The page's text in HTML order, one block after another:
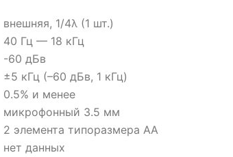
внешняя, 1/4λ (1 шт.)
40 Гц — 18 кГц
-60 дБв
±5 кГц (–60 дБв, 1 кГц)
0.5% и менее
микрофонный 3.5 мм
2 элемента типоразмера АА
нет данных